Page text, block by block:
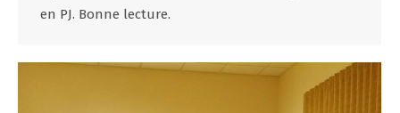
en PJ. Bonne lecture.